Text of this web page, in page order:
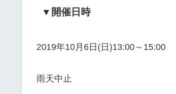
▼開催日時
2019年10月6日(日)13:00～15:00
雨天中止